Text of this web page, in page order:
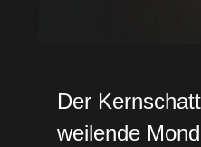
Der
weilende